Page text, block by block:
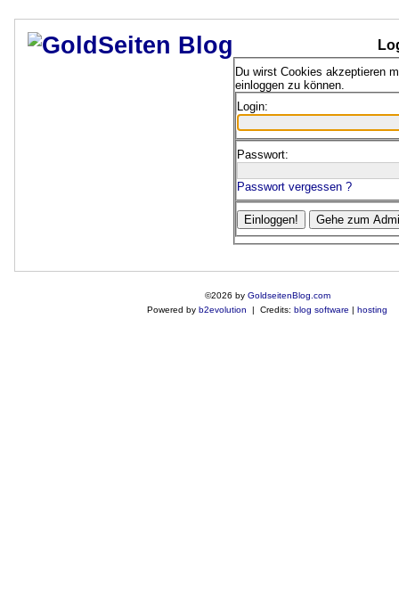
Du wirst Cookies akzeptieren
einloggen zu können.
Login:
Passwort:
Passwort vergessen ?
©2026 by GoldseitenBlog.com
Powered by b2evolution | Credits: blog software hosting